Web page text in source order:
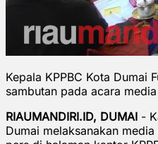
Kepala KPPBC Kota Dumai
sambutan pada acara
RIAUMANDIRI.ID, DUMAI -
Dumai melaksanakan